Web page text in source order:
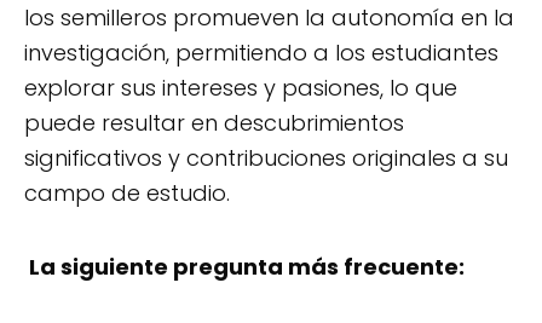
los semilleros promueven la autonomía en la
investigación, permitiendo a los estudiantes
explorar sus intereses y pasiones, lo que
puede resultar en descubrimientos
significativos y contribuciones originales a su
campo de estudio.
La siguiente pregunta más frecuente: